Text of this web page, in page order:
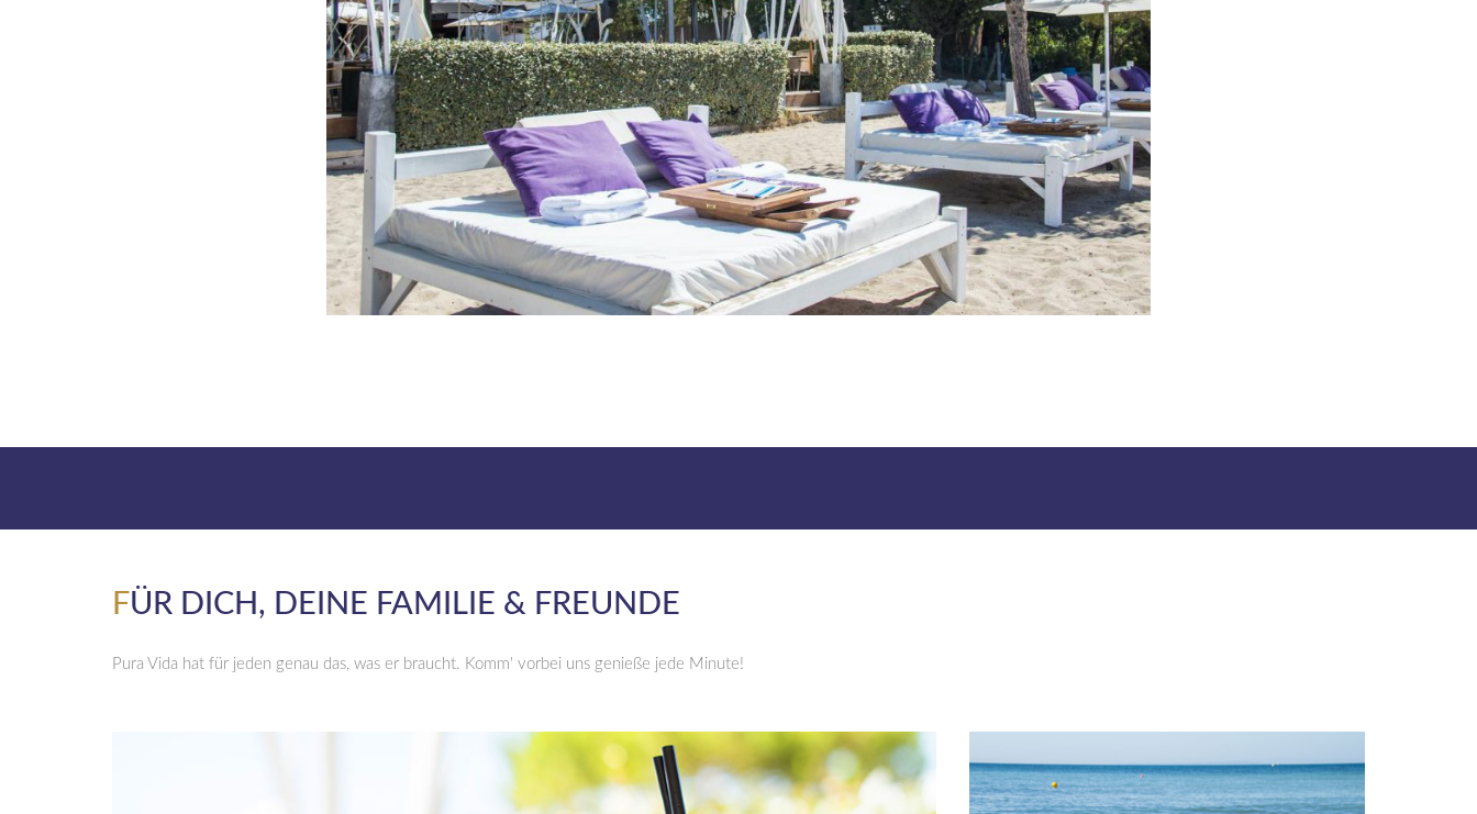
FÜR DICH, DEINE FAMILIE & FREUNDE
Pura Vida hat für jeden genau das, was er braucht. Komm' vorbei uns genieße jede Minute!